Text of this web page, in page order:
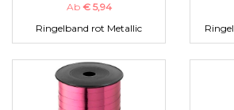
Ab € 5,94
Ringelband rot Metallic